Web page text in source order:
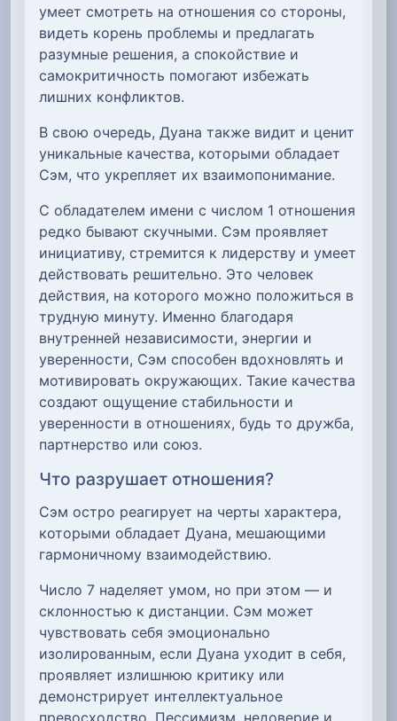
умеет смотреть на отношения со стороны,
видеть корень проблемы и предлагать
разумные решения, а спокойствие и
самокритичность помогают избежать
лишних конфликтов.
В свою очередь, Дуана также видит и ценит
уникальные качества, которыми обладает
Сэм, что укрепляет их взаимопонимание.
С обладателем имени с числом 1 отношения
редко бывают скучными. Сэм проявляет
инициативу, стремится к лидерству и умеет
действовать решительно. Это человек
действия, на которого можно положиться в
трудную минуту. Именно благодаря
внутренней независимости, энергии и
уверенности, Сэм способен вдохновлять и
мотивировать окружающих. Такие качества
создают ощущение стабильности и
уверенности в отношениях, будь то дружба,
партнерство или союз.
Что разрушает отношения?
Сэм остро реагирует на черты характера,
которыми обладает Дуана, мешающими
гармоничному взаимодействию.
Число 7 наделяет умом, но при этом — и
склонностью к дистанции. Сэм может
чувствовать себя эмоционально
изолированным, если Дуана уходит в себя,
проявляет излишнюю критику или
демонстрирует интеллектуальное
превосходство. Пессимизм, недоверие и